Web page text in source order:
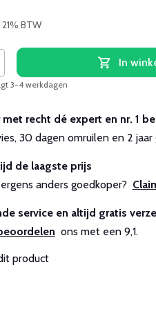
BTW
In
3-4 werkdagen
met recht dé expert en nr. 1
30 dagen omruilen en 2 jaar
de laagste prijs
anders goedkoper?
service en altijd gratis
ons met een 9,1.
product